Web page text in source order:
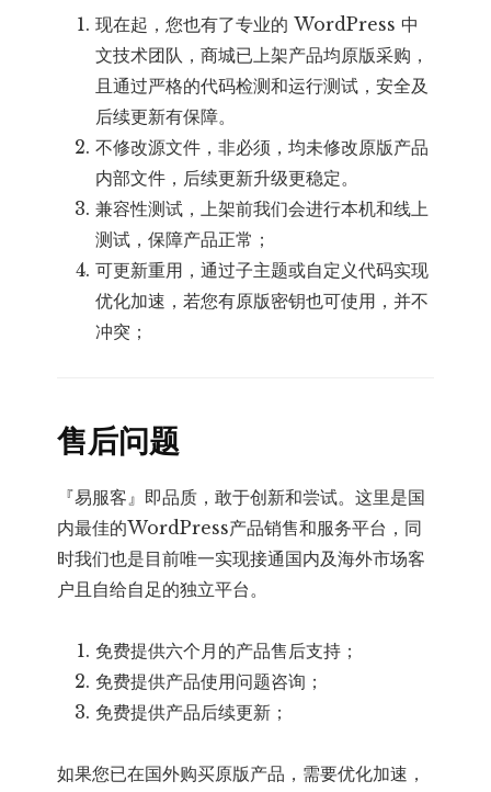
现在起，您也有了专业的 WordPress 中
文技术团队，商城已上架产品均原版采购，
且通过严格的代码检测和运行测试，安全及
后续更新有保障。
不修改源文件，非必须，均未修改原版产品
内部文件，后续更新升级更稳定。
兼容性测试，上架前我们会进行本机和线上
测试，保障产品正常；
可更新重用，通过子主题或自定义代码实现
优化加速，若您有原版密钥也可使用，并不
冲突；
售后问题
『易服客』即品质，敢于创新和尝试。这里是国
内最佳的WordPress产品销售和服务平台，同
时我们也是目前唯一实现接通国内及海外市场客
户且自给自足的独立平台。
免费提供六个月的产品售后支持；
免费提供产品使用问题咨询；
免费提供产品后续更新；
如果您已在国外购买原版产品，需要优化加速，